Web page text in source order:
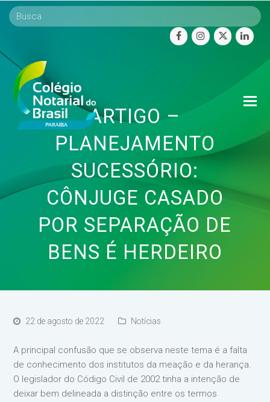
facebookinstagram
twitter
ARTIGO –
PLANEJAMENTO
SUCESSÓRIO:
CÔNJUGE CASADO
POR SEPARAÇÃO DE
BENS É HERDEIRO
22 de agosto de 2022 Notícias
A principal confusão que se observa neste tema é a falta
de conhecimento dos institutos da meação e da herança.
O legislador do Código Civil de 2002 tinha a intenção de
deixar bem delineada a distinção entre os termos